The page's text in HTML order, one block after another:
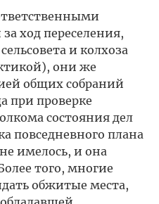
ход переселения,
и колхоза
они же
общих собраний
при проверке
состояния дел
повседневного плана
имелось, и она
того, многие
обжитые места,